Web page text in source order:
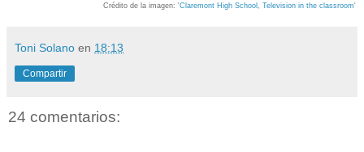
Crédito de la imagen: 'Claremont High School, Television in the classroom'
Toni Solano en 18:13
Compartir
24 comentarios: